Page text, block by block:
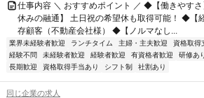
仕事内容 ＼ おすすめポイント ／ ◆【働きやす
休みの融通】 土日祝の希望休も取得可能！ ◆【
存顧客（不動産会社様） ◆【ノルマなし...
業界未経験者歓迎 ランチタイム 主婦・主夫歓迎 資格取得
経験不問
未経験者歓迎 経験者歓迎 有資格者歓迎 研修あ
長期歓迎
資格取得手当あり シフト制 社割あり
同じ企業の求人